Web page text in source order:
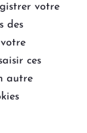
votre
des
ces
autre